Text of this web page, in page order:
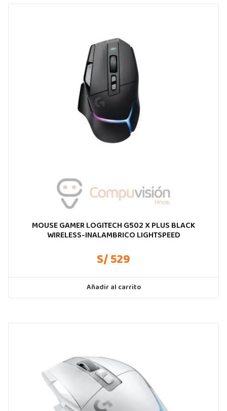
MOUSE GAMER LOGITECH G502 X PLUS BLACK
WIRELESS-INALAMBRICO LIGHTSPEED
S/ 529
Añadir al carrito